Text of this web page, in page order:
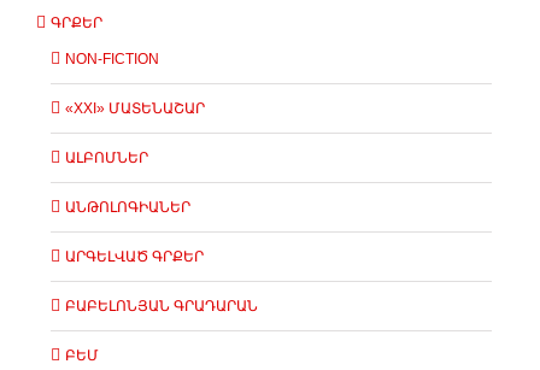
ԳՐՔԵՐ
NON-FICTION
«XXI» ՄԱՏԵՆԱՇԱՐ
ԱԼԲՈՄՆԵՐ
ԱՆԹՈԼՈԳԻԱՆԵՐ
ԱՐԳԵԼՎԱԾ ԳՐՔԵՐ
ԲԱԲԵԼՈՆՅԱՆ ԳՐԱԴԱՐԱՆ
ԲԵՄ